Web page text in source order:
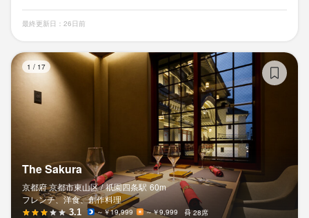
最終更新日：26日前
1 / 17
The Sakura
京都府 京都市東山区 / 祇園四条駅 60m
フレンチ、洋食、創作料理
3.1 ～￥19,999 ～￥9,999 28席